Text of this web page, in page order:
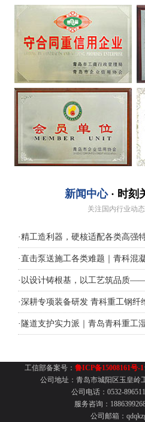
新闻中心· 时刻
关注国内行业动
·精工造利器，硬核适配各类高强
·直击泵送施工各类难题｜青科混
· 以设计铸根基，以工艺筑品质
·深耕专项装备研发 青科重工钢纤
· 隧道支护实力派｜青岛青科重工
工信部备案号： 鲁ICP备15008161号-1
公司地址：青岛市城阳区玉皇岭
公司电话：0532-
服务咨询：
公司邮箱：